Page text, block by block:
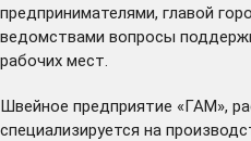
предпринимателями, главой
ведомствами вопросы
рабочих мест.
Швейное предприятие «ГАМ»,
специализируется на